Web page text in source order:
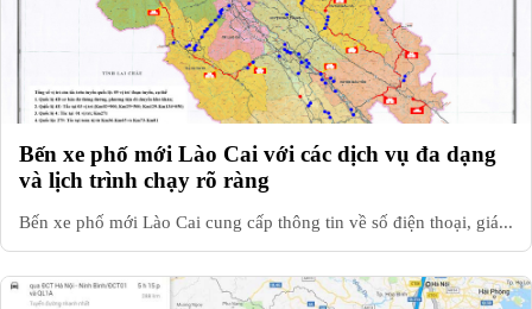
Bến xe phố mới Lào Cai với các dịch vụ đa dạng
và lịch trình chạy rõ ràng
Bến xe phố mới Lào Cai cung cấp thông tin về số điện thoại, giá...